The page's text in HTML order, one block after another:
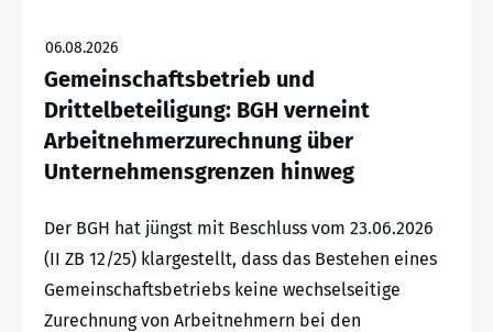
06.08.2026
Gemeinschaftsbetrieb und
Drittelbeteiligung: BGH verneint
Arbeitnehmerzurechnung über
Unternehmensgrenzen hinweg
Der BGH hat jüngst mit Beschluss vom 23.06.2026
(II ZB 12/25) klargestellt, dass das Bestehen eines
Gemeinschaftsbetriebs keine wechselseitige
Zurechnung von Arbeitnehmern bei den